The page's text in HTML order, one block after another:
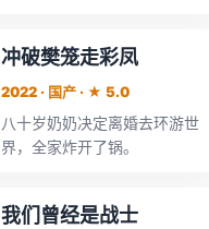
冲破樊笼走彩凤
2022 · 国产 · ★ 5.0
八十岁奶奶决定离婚去环游世
界，全家炸开了锅。
我们曾经是战士